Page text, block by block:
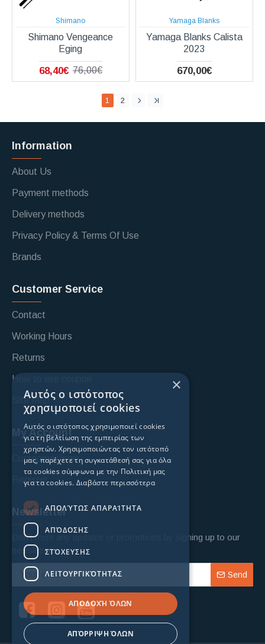
Shimano
Shimano Vengeance
Eging
68,40€ 76,00€
Yamaga Blanks
Yamaga Blanks Calista
2023
670,00€
1 2
Information
About Us
Payment methods
Delivery methods
Privacy Policy & Terms Of Use
Brands
Customer Service
Contact
Working Hours
Returns
How to use coupon
Site Map
My Account
Custoomer login
Register
Newsletter
Don't miss any updates or promotions by signing up to our
newsletter.
Send
×
Αυτός ο ιστότοπος
χρησιμοποιεί cookies
Αυτός ο ιστότοπος χρησιμοποιεί cookies
για τη βελτίωση της εμπειρίας των
χρηστών. Χρησιμοποιώντας τον ιστότοπό
μας, παρέχετε τη συγκατάθεσή σας για όλα
τα cookies σύμφωνα με την Πολιτική μας
για τα cookies. Διαβάστε περισσότερα
ΑΠΟΛΎΤΩΣ ΑΠΑΡΑΊΤΗΤΑ
ΑΠΌΔΟΣΗΣ
ΣΤΌΧΕΥΣΗΣ
ΛΕΙΤΟΥΡΓΙΚΌΤΗΤΑΣ
ΑΠΟΔΟΧΉ ΌΛΩΝ
ΑΠΌΡΡΙΨΗ ΌΛΩΝ